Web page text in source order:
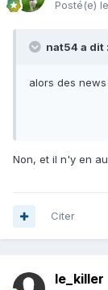
Posté(e)
nat54 a dit :
alors des news
Non, et il n'y en
Citer
le_killer